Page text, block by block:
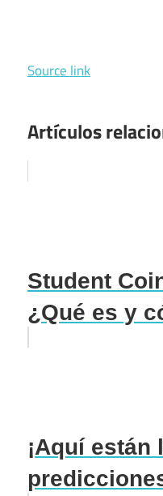
Source link
Artículos
Student
¿Qué es y
¡Aquí están